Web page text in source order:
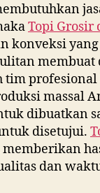
Topi Grosir
konveksi
membuat
tim
massal
dibuatkan
disetujui.
memberikan
dan